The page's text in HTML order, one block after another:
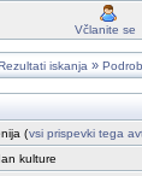
Včlanite se
iskanja »
(vsi prispevki tega
kulture